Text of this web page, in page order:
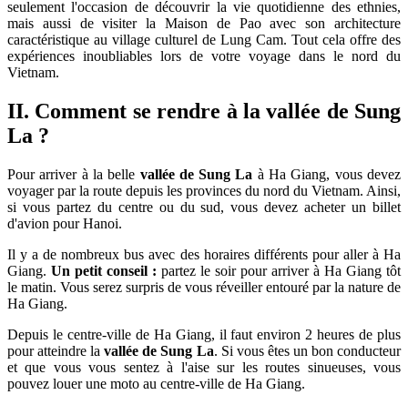
seulement l'occasion de découvrir la vie quotidienne des ethnies,
mais aussi de visiter la Maison de Pao avec son architecture
caractéristique au village culturel de Lung Cam. Tout cela offre des
expériences inoubliables lors de votre voyage dans le nord du
Vietnam.
II. Comment se rendre à la vallée de Sung
La ?
Pour arriver à la belle vallée de Sung La à Ha Giang, vous devez
voyager par la route depuis les provinces du nord du Vietnam. Ainsi,
si vous partez du centre ou du sud, vous devez acheter un billet
d'avion pour Hanoi.
Il y a de nombreux bus avec des horaires différents pour aller à Ha
Giang. Un petit conseil : partez le soir pour arriver à Ha Giang tôt
le matin. Vous serez surpris de vous réveiller entouré par la nature de
Ha Giang.
Depuis le centre-ville de Ha Giang, il faut environ 2 heures de plus
pour atteindre lavallée de Sung La. Si vous êtes un bon conducteur
et que vous vous sentez à l'aise sur les routes sinueuses, vous
pouvez louer une moto au centre-ville de Ha Giang.